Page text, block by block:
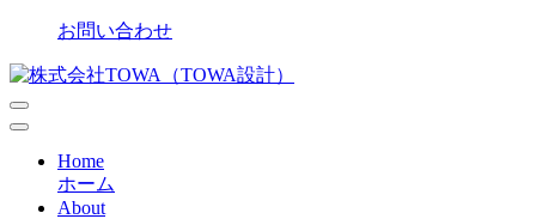
content
お問い合わせ
Home
ホーム
About